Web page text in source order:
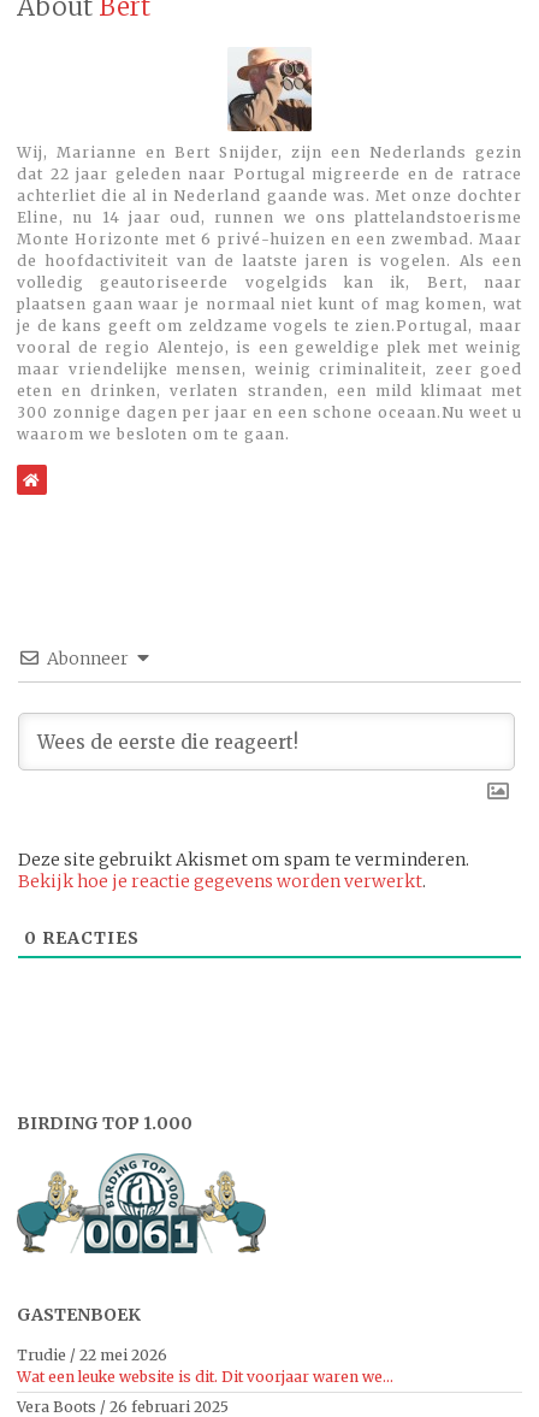
About Bert
Wij, Marianne en Bert Snijder, zijn een Nederlands gezin
dat 22 jaar geleden naar Portugal migreerde en de ratrace
achterliet die al in Nederland gaande was. Met onze dochter
Eline, nu 14 jaar oud, runnen we ons plattelandstoerisme
Monte Horizonte met 6 privé-huizen en een zwembad. Maar
de hoofdactiviteit van de laatste jaren is vogelen. Als een
volledig geautoriseerde vogelgids kan ik, Bert, naar
plaatsen gaan waar je normaal niet kunt of mag komen, wat
je de kans geeft om zeldzame vogels te zien.Portugal, maar
vooral de regio Alentejo, is een geweldige plek met weinig
maar vriendelijke mensen, weinig criminaliteit, zeer goed
eten en drinken, verlaten stranden, een mild klimaat met
300 zonnige dagen per jaar en een schone oceaan.Nu weet u
waarom we besloten om te gaan.
Abonneer
Deze site gebruikt Akismet om spam te verminderen.
Bekijk hoe je reactie gegevens worden verwerkt.
0 REACTIES
BIRDING TOP 1.000
GASTENBOEK
Trudie / 22 mei 2026
Wat een leuke website is dit. Dit voorjaar waren we...
Vera Boots / 26 februari 2025